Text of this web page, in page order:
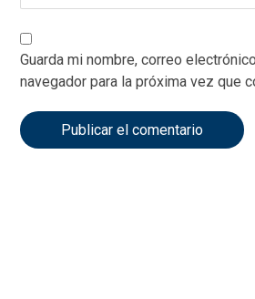
Guarda mi nombre, correo
navegador para la próxima vez que